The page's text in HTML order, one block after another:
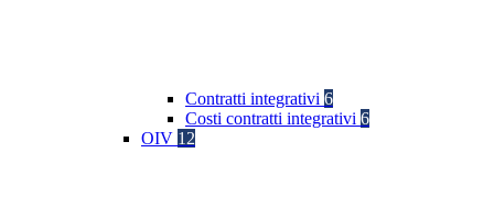
Contratti integrativi 6
Costi contratti integrativi 6
OIV 12